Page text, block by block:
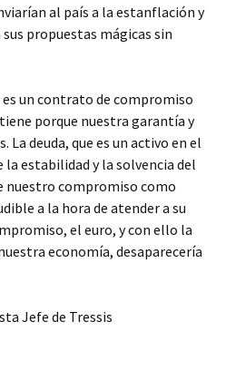
al país a la estanflación y
propuestas mágicas sin
es un contrato de compromiso
porque nuestra garantía y
La deuda, que es un activo en el
la estabilidad y la solvencia del
nuestro compromiso como
a la hora de atender a su
el euro, y con ello la
economía, desaparecería
Jefe de Tressis